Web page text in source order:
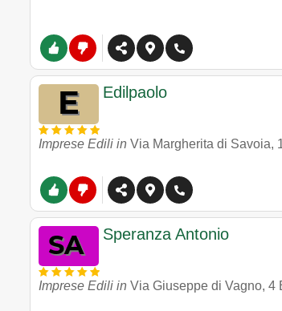
Edilpaolo
Imprese Edili in Via Margherita di Savoia,
Speranza Antonio
Imprese Edili in Via Giuseppe di Vagno, 4